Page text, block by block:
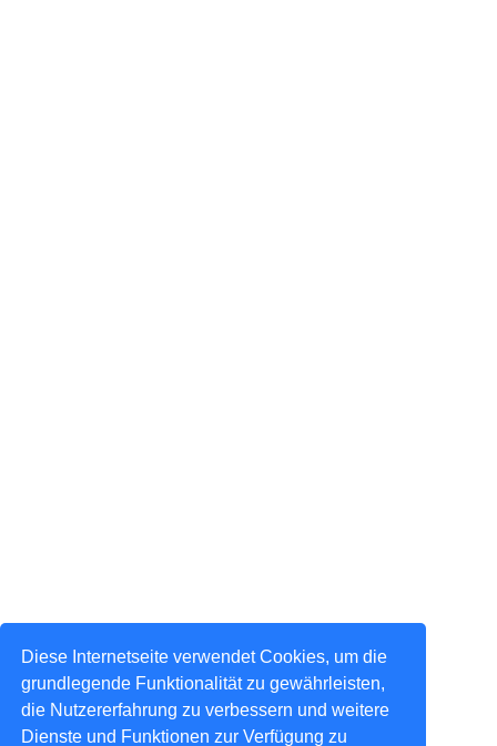
Diese Internetseite verwendet Cookies, um die
grundlegende Funktionalität zu gewährleisten,
die Nutzererfahrung zu verbessern und weitere
Dienste und Funktionen zur Verfügung zu